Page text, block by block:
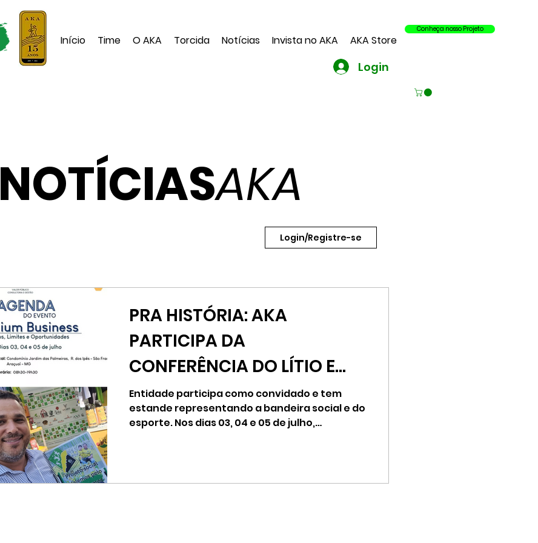
Início Time O AKA Torcida Notícias Invista no AKA AKA Store
Conheça nosso Projeto
Login
NOTÍCIASAKA
Login/Registre-se
PRA HISTÓRIA: AKA
PARTICIPA DA
CONFERÊNCIA DO LÍTIO E
REAFIRMA SEU
PROTAGONISMO SOCIAL
Entidade participa como convidado e tem
estande representando a bandeira social e do
esporte. Nos dias 03, 04 e 05 de julho,